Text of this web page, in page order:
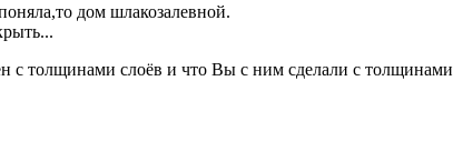
дом шлакозалевной.
с толщинами слоёв и что Вы с ним сделали с толщинами